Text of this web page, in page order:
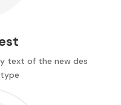
text of the new des